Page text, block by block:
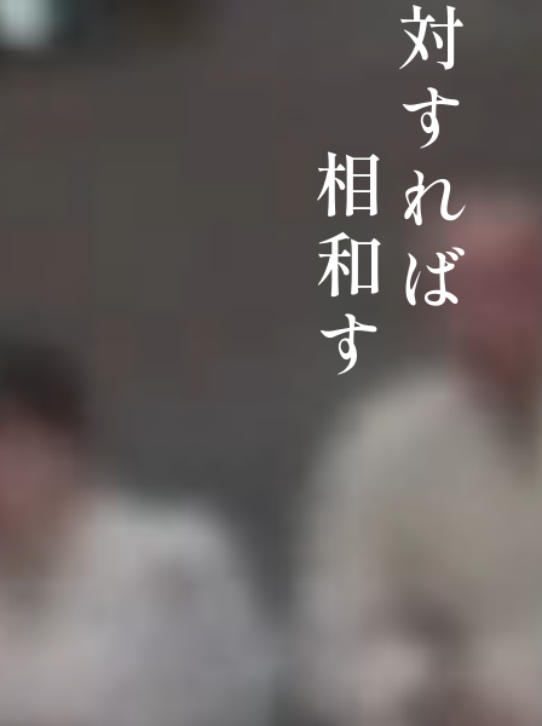
対すれば
相和す